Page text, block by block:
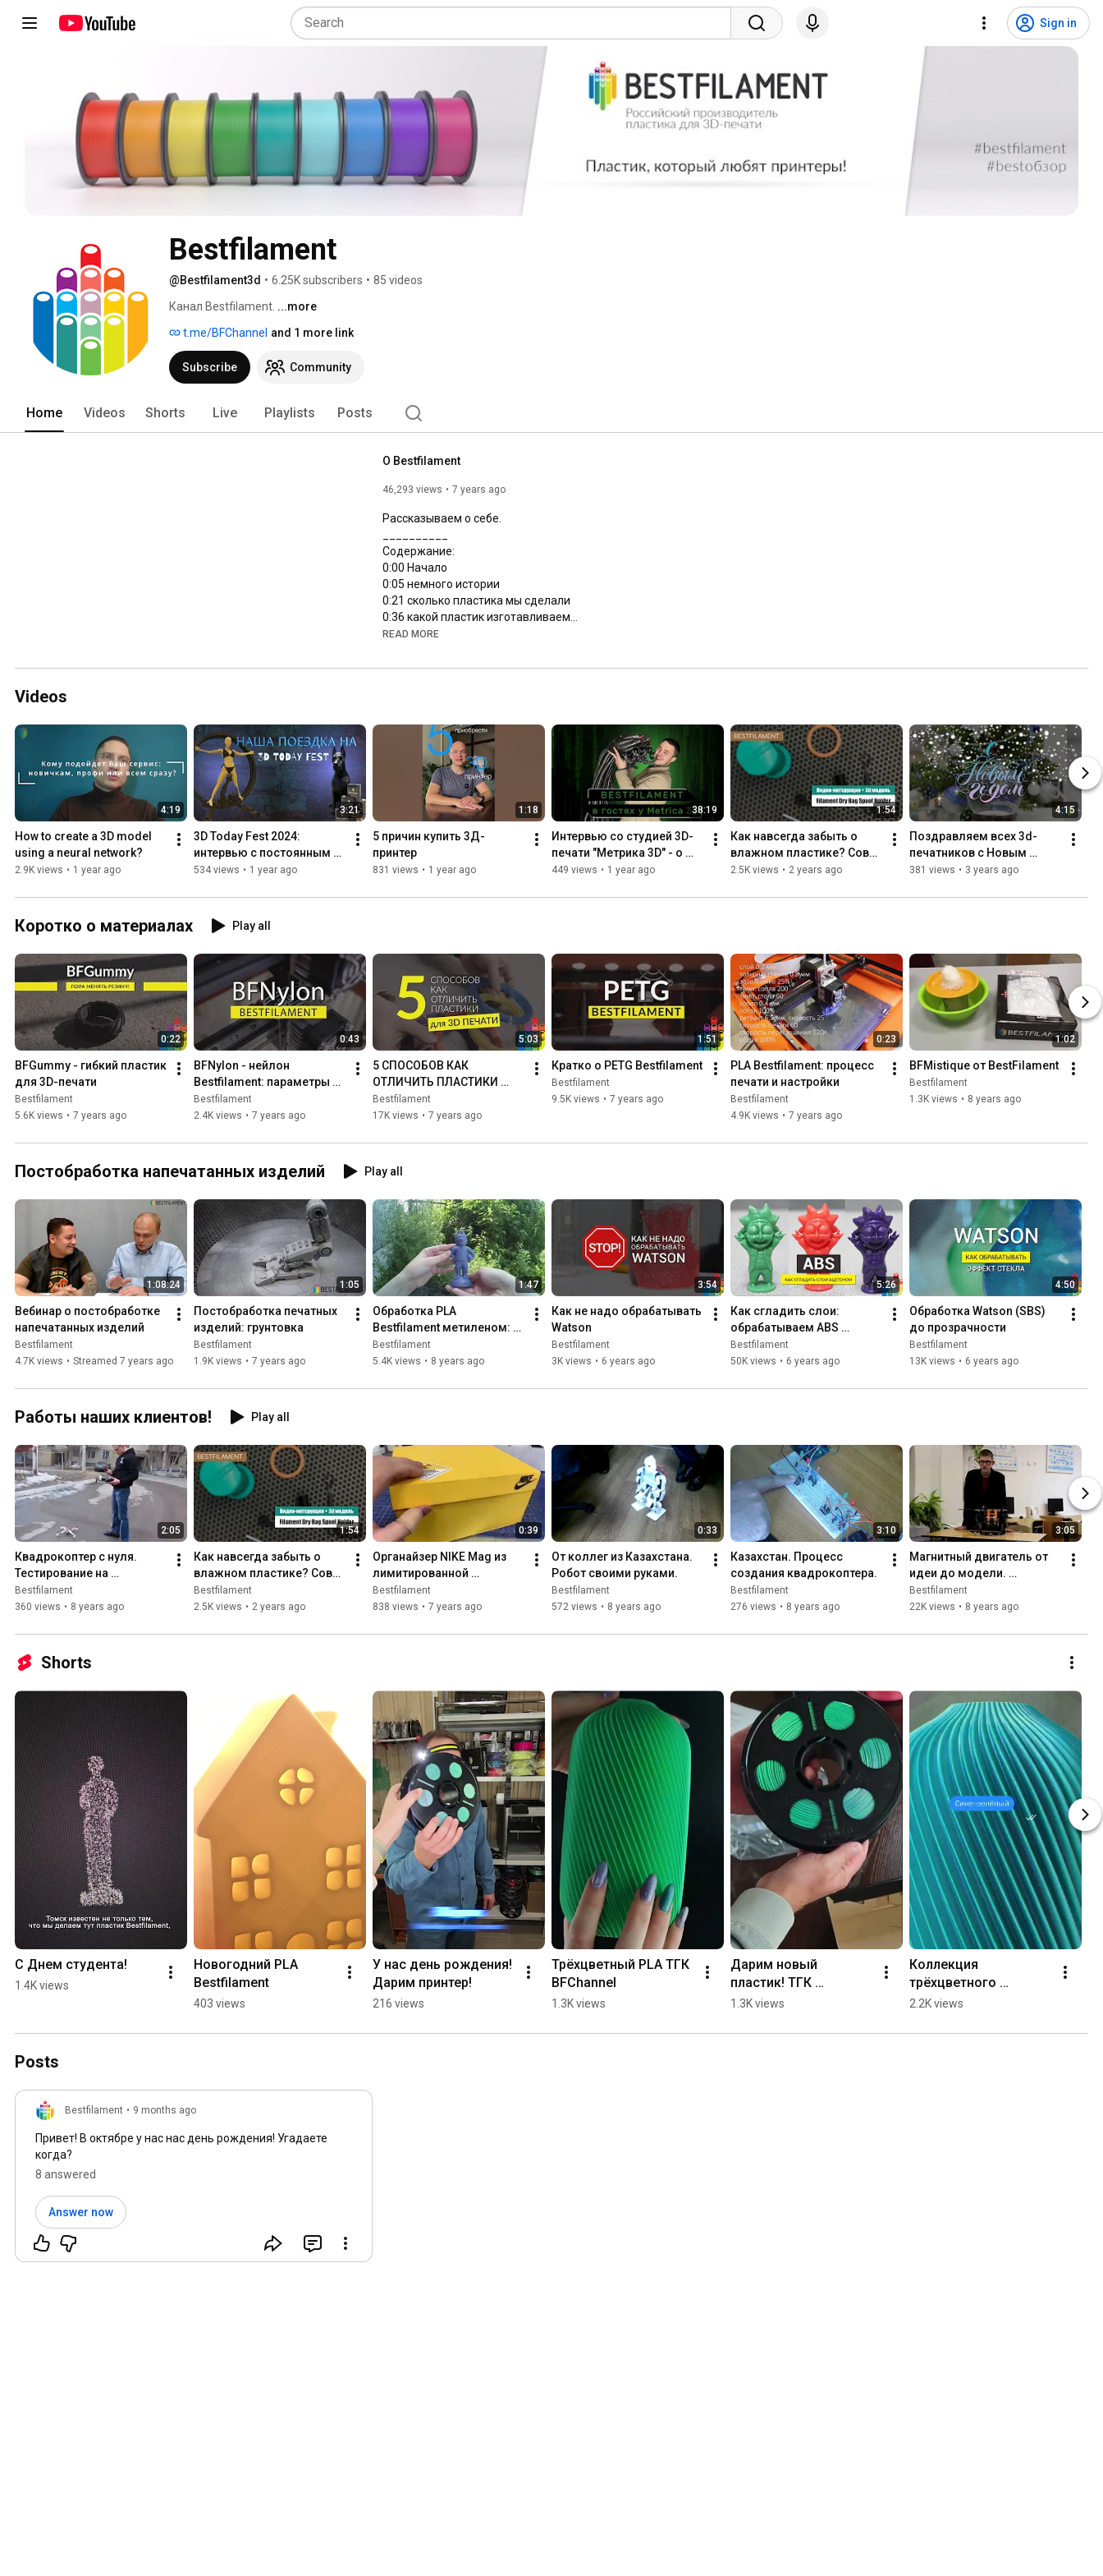
Sign in
Bestfilament
@Bestfilament3d • 6.25K subscribers • 85 videos
Канал Bestfilament. ...more
t.me/BFChannel and 1 more link
Subscribe Community
Home Videos Shorts Live Playlists Posts
О Bestfilament
46,293 views 7 years ago
Рассказываем о себе.
0:00
0:05
0:21
0:36
0:58
1:51
Заказать пластик Bestfilament:
https://bestfilament.ru/category/plas...
__________________________________________________
Следите за нами в соцсетях:
Телеграм https://t.me/BFChannel
https://vk.com/bestfilament
READ MORE
Videos
4:19
How to create a 3D model
using a neural network?
2.9K views • 1 year ago
3:21
3D Today Fest 2024:
интервью с постоянным
клиентом Bestfilament
534 views • 1 year ago
1:18
5 причин купить 3Д-
принтер
831 views • 1 year ago
38:19
Интервью со студией 3D-
печати "Метрика 3D" - о
том что и как печатать, о
задачах
449 views • 1 year ago
1:54
Как навсегда забыть о
влажном пластике? Совет
от мастеров 3d-печати
2.5K views • 2 years ago
4:15
Поздравляем всех 3d-
печатников с Новым
годом!
381 views • 3 years ago
Коротко о материалах Play all
0:22
BFGummy - гибкий пластик
для 3D-печати
Bestfilament
5.6K views • 7 years ago
0:43
BFNylon - нейлон
Bestfilament: параметры
печати
Bestfilament
2.4K views • 7 years ago
5:03
5 СПОСОБОВ КАК
ОТЛИЧИТЬ ПЛАСТИКИ
ДЛЯ 3D ПЕЧАТИ
Bestfilament
17K views • 7 years ago
1:51
Кратко о PETG Bestfilament
Bestfilament
9.5K views • 7 years ago
0:23
PLA Bestfilament: процесс
печати и настройки
Bestfilament
4.9K views • 7 years ago
1:02
BFMistique от BestFilament
Bestfilament
1.3K views • 8 years ago
Постобработка напечатанных изделий Play all
1:08:24
Вебинар о постобработке
напечатанных изделий
Bestfilament
4.7K views • Streamed 7 years ago
1:05
Постобработка печатных
изделий: грунтовка
Bestfilament
1.9K views • 7 years ago
1:47
Обработка PLA
Bestfilament метиленом:
процесс и результат
Bestfilament
5.4K views • 8 years ago
3:54
Как не надо обрабатывать
Watson
Bestfilament
3K views • 6 years ago
5:26
Как сгладить слои:
обрабатываем ABS
ацетоном
Bestfilament
50K views • 6 years ago
4:50
Обработка Watson (SBS)
до прозрачности
Bestfilament
13K views • 6 years ago
Работы наших клиентов! Play all
2:05
Квадрокоптер с нуля.
Тестирование на
местности.
Bestfilament
360 views • 8 years ago
1:54
Как навсегда забыть о
влажном пластике? Совет
от мастеров 3d-печати
Bestfilament
2.5K views • 2 years ago
0:39
Органайзер NIKE Mag из
лимитированной
коллекции Back to the
future!
Bestfilament
838 views • 7 years ago
0:33
От коллег из Казахстана.
Робот своими руками.
Bestfilament
572 views • 8 years ago
3:10
Казахстан. Процесс
создания квадрокоптера.
Bestfilament
276 views • 8 years ago
3:05
Магнитный двигатель от
идеи до модели.
Локтионов Антон г.Зея
Bestfilament
22K views • 8 years ago
Shorts
С Днем студента!
1.4K views
Новогодний PLA
Bestfilament
403 views
У нас день рождения!
Дарим принтер!
216 views
Трёхцветный PLA ТГК
BFChannel
1.3K views
Дарим новый
пластик! ТГК
BFChannel
1.3K views
Коллекция
трёхцветного
пластика - совсем
2.2K views
Posts
Bestfilament • 9 months ago
Привет! В октябре у нас нас день рождения! Угадаете
когда?
8 answered
Answer now